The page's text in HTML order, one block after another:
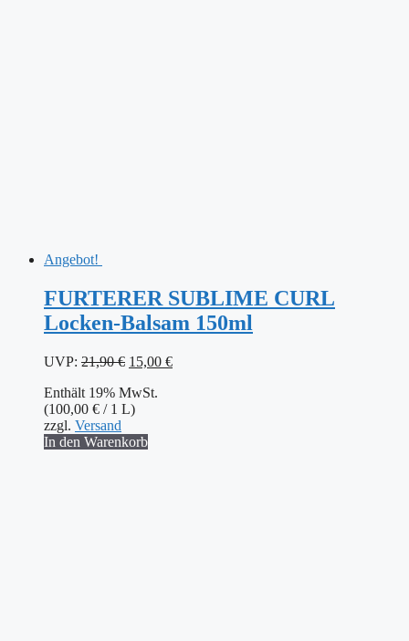
Angebot!
FURTERER SUBLIME CURL
Locken-Balsam 150ml
UVP: 21,90€ Ursprünglicher
war:
21,90 €
15,00 €Aktueller
Enthält 19% MwSt.
(100,00 € / 1 L)
zzgl. Versand
In den Warenkorb